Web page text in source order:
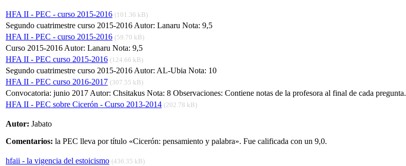
HFA II - PEC - curso 2015-2016 (101.36 kB)
Segundo cuatrimestre curso 2015-2016 Autor: Lanaru Nota: 9,5
HFA II - PEC - curso 2015-2016 (59.70 kB)
Curso 2015-2016 Autor: Lanaru Nota: 9,5
HFA II - PEC curso 2015-2016 (124.66 kB)
Segundo cuatrimestre curso 2015-2016 Autor: AL-Ubia Nota: 10
HFA II - PEC curso 2016-2017 (307.55 kB)
Convocatoria: junio 2017 Autor: Chsitakus Nota: 8 Observaciones: Contiene notas de la profesora al final de cada pregunta.
HFA II - PEC sobre Cicerón - Curso 2013-2014 (202.78 kB)
Autor: Jabato
Comentarios: la PEC lleva por título «Cicerón: pensamiento y palabra». Fue calificada con un 9,0.
hfaii - la vigencia del estoicismo (436.35 kB)